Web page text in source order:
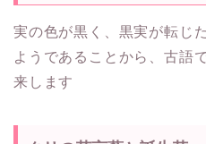
実の色が黒く、黒実が転じ
ようであることから、古語
来します